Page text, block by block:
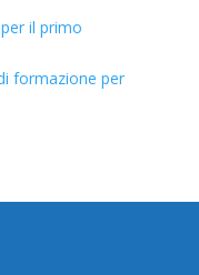
il primo
formazione per